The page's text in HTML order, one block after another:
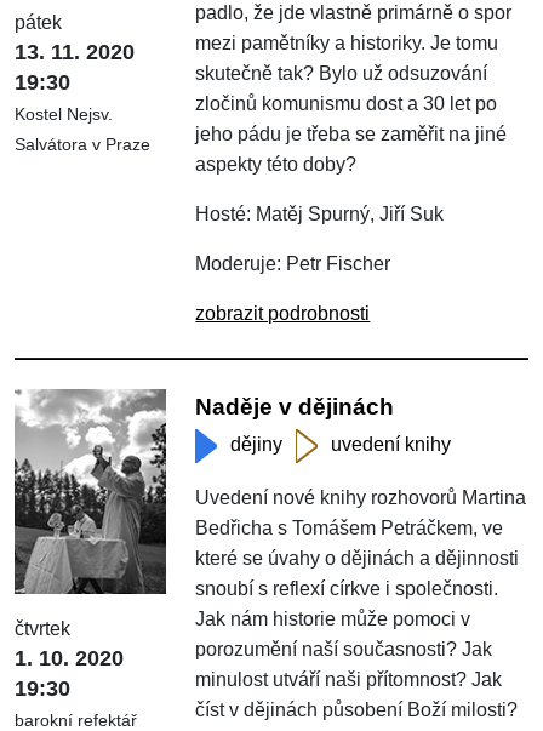
pátek
13. 11. 2020
19:30
Kostel Nejsv.
Salvátora v Praze
padlo, že jde vlastně primárně o spor
mezi pamětníky a historiky. Je tomu
skutečně tak? Bylo už odsuzování
zločinů komunismu dost a 30 let po
jeho pádu je třeba se zaměřit na jiné
aspekty této doby?
Hosté: Matěj Spurný, Jiří Suk
Moderuje: Petr Fischer
zobrazit podrobnosti
čtvrtek
1. 10. 2020
19:30
barokní refektář
Naděje v dějinách
dějiny uvedení knihy
Uvedení nové knihy rozhovorů Martina
Bedřicha s Tomášem Petráčkem, ve
které se úvahy o dějinách a dějinnosti
snoubí s reflexí církve i společnosti.
Jak nám historie může pomoci v
porozumění naší současnosti? Jak
minulost utváří naši přítomnost? Jak
číst v dějinách působení Boží milosti?